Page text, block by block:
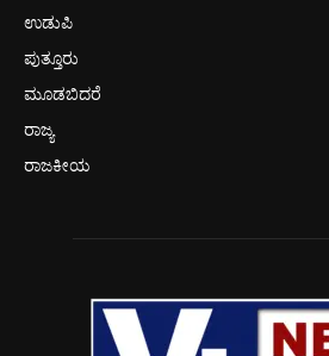
ಉಡುಪಿ
ಪುತ್ತೂರು
ಮೂಡಬಿದರೆ
ರಾಜ್ಯ
ರಾಜಕೀಯ